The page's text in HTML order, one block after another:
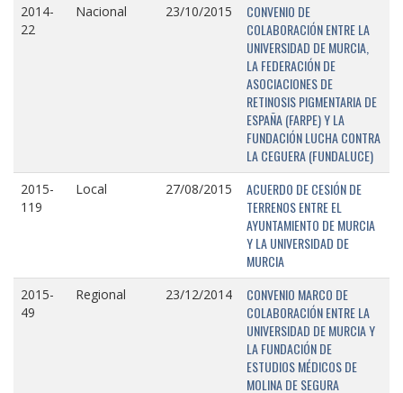
2014-
22
Nacional 23/10/2015
CONVENIO DE
COLABORACIÓN ENTRE LA
UNIVERSIDAD DE MURCIA,
LA FEDERACIÓN DE
ASOCIACIONES DE
RETINOSIS PIGMENTARIA DE
ESPAÑA (FARPE) Y LA
FUNDACIÓN LUCHA CONTRA
LA CEGUERA (FUNDALUCE)
2015-
119
Local 27/08/2015
ACUERDO DE CESIÓN DE
TERRENOS ENTRE EL
AYUNTAMIENTO DE MURCIA
Y LA UNIVERSIDAD DE
MURCIA
2015-
49
Regional 23/12/2014
CONVENIO MARCO DE
COLABORACIÓN ENTRE LA
UNIVERSIDAD DE MURCIA Y
LA FUNDACIÓN DE
ESTUDIOS MÉDICOS DE
MOLINA DE SEGURA